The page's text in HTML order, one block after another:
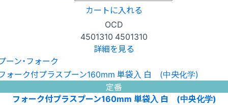
カートに入れる
OCD
4501310 4501310
詳細を見る
ーン・フォーク
定番
フォーク付プラスプーン160mm 単袋入 白 (中央化学)